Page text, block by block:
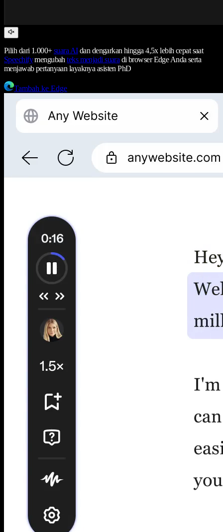
Pilih dari 1.000+suara AIdan dengarkan hingga 4,5x lebih cepat saat
Speechifymengubahteks menjadi suara di browser Edge Anda serta
menjawab pertanyaan layaknya asisten PhD
Tambah ke Edge